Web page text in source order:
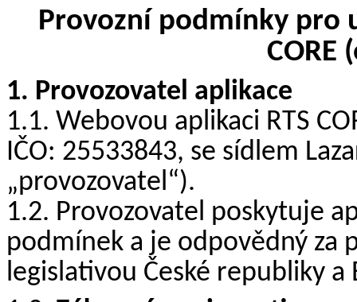
Provozní podmínky pro
CORE
1. Provozovatel aplikace
1.1. Webovou aplikaci RTS
IČO: 25533843, se sídlem
„provozovatel“).
1.2. Provozovatel poskytuje
podmínek a je odpovědný za
legislativou České republiky a